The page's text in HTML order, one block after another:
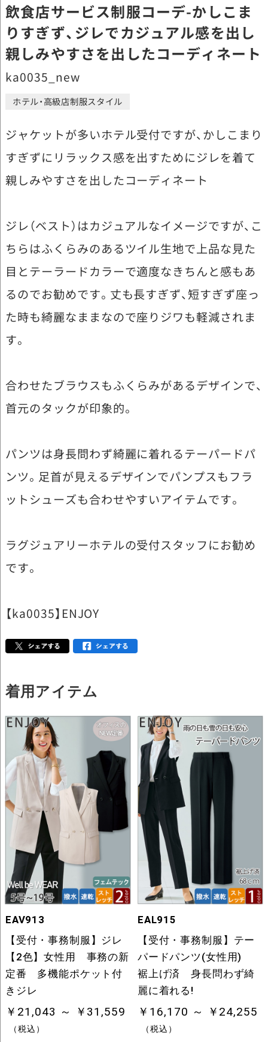
飲食店サービス制服コーデ-かしこま
りすぎず、ジレでカジュアル感を出し
親しみやすさを出したコーディネート
ka0035_new
ホテル・高級店制服スタイル
ジャケットが多いホテル受付ですが、かしこまり
すぎずにリラックス感を出すためにジレを着て
親しみやすさを出したコーディネート
ジレ（ベスト）はカジュアルなイメージですが、こ
ちらはふくらみのあるツイル生地で上品な見た
目とテーラードカラーで適度なきちんと感もあ
るのでお勧めです。丈も長すぎず、短すぎず座っ
た時も綺麗なままなので座りジワも軽減されま
す。
合わせたブラウスもふくらみがあるデザインで、
首元のタックが印象的。
パンツは身長問わず綺麗に着れるテーパードパ
ンツ。足首が見えるデザインでパンプスもフラ
ットシューズも合わせやすいアイテムです。
ラグジュアリーホテルの受付スタッフにお勧め
です。
【ka0035】ENJOY